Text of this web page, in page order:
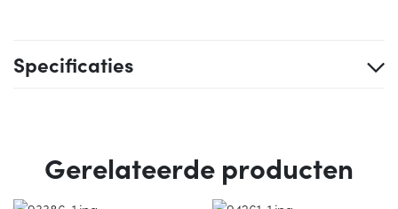
Specificaties
Gerelateerde producten